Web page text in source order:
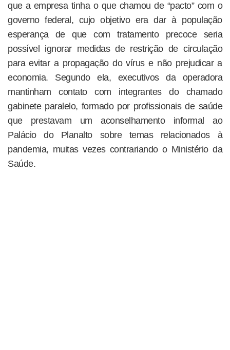
que a empresa tinha o que chamou de “pacto” com o
governo federal, cujo objetivo era dar à população
esperança de que com tratamento precoce seria
possível ignorar medidas de restrição de circulação
para evitar a propagação do vírus e não prejudicar a
economia. Segundo ela, executivos da operadora
mantinham contato com integrantes do chamado
gabinete paralelo, formado por profissionais de saúde
que prestavam um aconselhamento informal ao
Palácio do Planalto sobre temas relacionados à
pandemia, muitas vezes contrariando o Ministério da
Saúde.